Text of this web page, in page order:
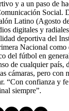
y a un paso de
Social.
Latino (Agosto
digitales y
deportiva del
Nacional como
del fútbol en
de cualquier país,
cámaras, pero con
“Con confianza y fe
siempre”.